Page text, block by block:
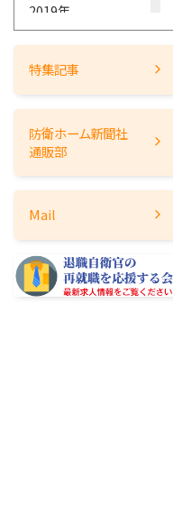
2019年
2018年
2017年
2014年
2012年
2011年
2009年
2008年
特集記事
防衛ホーム新聞社
通販部
Mail